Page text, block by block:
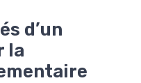
d’un
la